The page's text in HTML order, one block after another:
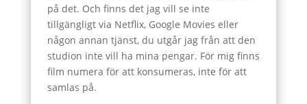
på det. Och finns det jag vill se inte
tillgängligt via Netflix, Google Movies eller
någon annan tjänst, du utgår jag från att den
studion inte vill ha mina pengar. För mig finns
film numera för att konsumeras, inte för att
samlas på.